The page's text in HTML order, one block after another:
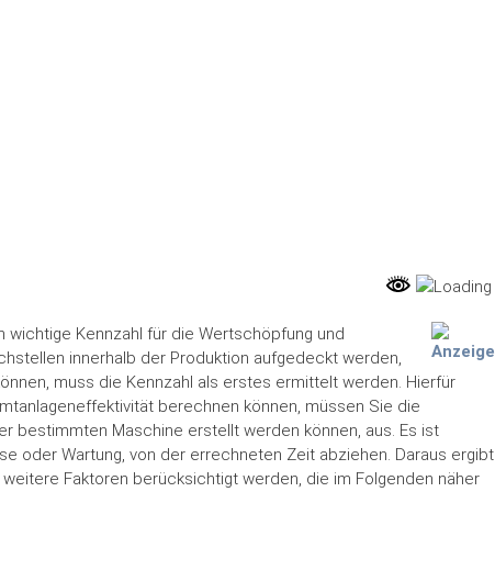
Kennzahl für die Wertschöpfung und
innerhalb der Produktion aufgedeckt werden,
muss die Kennzahl als erstes ermittelt werden. Hierfür
berechnen können, müssen Sie die
bestimmten Maschine erstellt werden können, aus. Es ist
oder Wartung, von der errechneten Zeit abziehen. Daraus ergibt
Faktoren berücksichtigt werden, die im Folgenden näher